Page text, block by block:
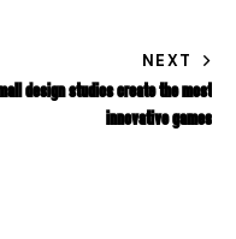
NEXT
DESIGN STUDIOS CREATE THE MOST
INNOVATIVE GAMES